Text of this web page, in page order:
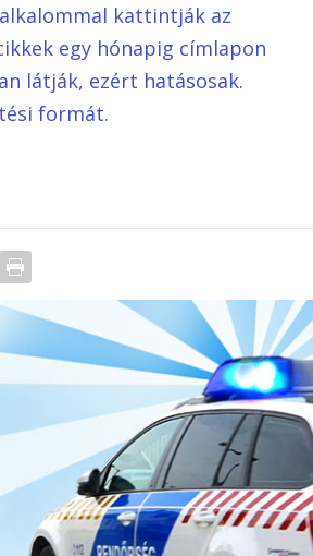
kattintják az
egy hónapig címlapon
látják, ezért hatásosak.
formát.